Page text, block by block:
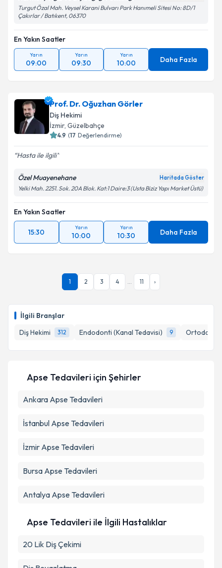
İlgili Branşlar
Diş Hekimi
312 Endodonti (Kanal Tedavisi) 9 Ortodonti
Turgut Özal Mah. Veysel Karani Bulvarı Park Hanımeli Sitesi No: 8D/1
Çakırlar / Batıkent, 06370
En Yakın Saatler
Yarın
09:00
Yarın
09:30
Yarın
10:00 Daha Fazla
Prof. Dr. Oğuzhan Görler
Diş Hekimi
İzmir, Güzelbahçe
4.9 (17 Değerlendirme)
Hasta ile ilgili
Özel Muayenehane Haritada Göster
Yelki Mah. 2251. Sok. 20A Blok. Kat:1 Daire:3 (Usta Biziz Yapı Market Üstü)
En Yakın Saatler
15:30
Yarın
10:00
Yarın
10:30 Daha Fazla
1 2 3 4 ... 11 ›
Apse Tedavileri için Şehirler
Ankara Apse Tedavileri
İstanbul Apse Tedavileri
İzmir Apse Tedavileri
Bursa Apse Tedavileri
Antalya Apse Tedavileri
Apse Tedavileri ile İlgili Hastalıklar
20 Lik Diş Çekimi